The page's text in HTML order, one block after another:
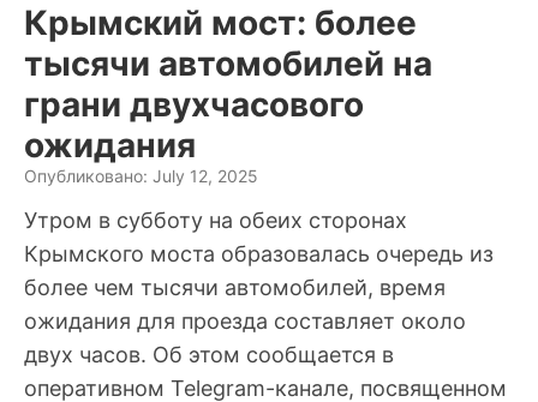
Крымский мост: более
тысячи автомобилей на
грани двухчасового
ожидания
Опубликовано: July 12, 2025
Утром в субботу на обеих сторонах
Крымского моста образовалась очередь из
более чем тысячи автомобилей, время
ожидания для проезда составляет около
двух часов. Об этом сообщается в
оперативном Telegram-канале, посвященном